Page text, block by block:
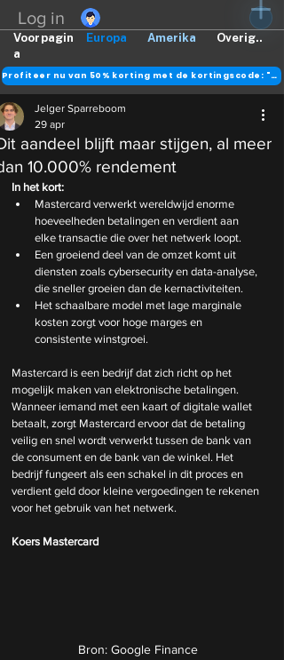
Log in
Europa Amerika Overig..
Voorpagin
a
Profiteer nu van 50% korting met de kortingscode: "DANK"
aandeel blijft maar stijgen, al meer
10.000% rendement
Jelger Sparreboom
29 apr
In het kort:
Mastercard verwerkt wereldwijd enorme
hoeveelheden betalingen en verdient aan
elke transactie die over het netwerk loopt.
Een groeiend deel van de omzet komt uit
diensten zoals cybersecurity en data-analyse,
die sneller groeien dan de kernactiviteiten.
Het schaalbare model met lage marginale
kosten zorgt voor hoge marges en
consistente winstgroei.
Mastercard is een bedrijf dat zich richt op het
mogelijk maken van elektronische betalingen.
Wanneer iemand met een kaart of digitale wallet
betaalt, zorgt Mastercard ervoor dat de betaling
veilig en snel wordt verwerkt tussen de bank van
de consument en de bank van de winkel. Het
bedrijf fungeert als een schakel in dit proces en
verdient geld door kleine vergoedingen te rekenen
voor het gebruik van het netwerk.
Koers Mastercard
Bron: Google Finance